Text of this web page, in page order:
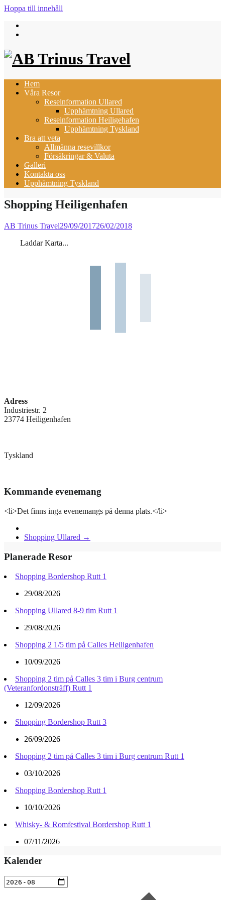
Hoppa till innehåll
Hem
Våra Resor
Reseinformation Ullared
Upphämtning Ullared
Reseinformation Heiligehafen
Upphämtning Tyskland
Bra att veta
Allmänna resevillkor
Försäkringar & Valuta
Galleri
Kontakta oss
Upphämtning Tyskland
Shopping Heiligenhafen
AB Trinus Travel29/09/201726/02/2018
Laddar Karta...
Adress
Industriestr. 2
23774 Heiligenhafen
Tyskland
Kommande evenemang
<li>Det finns inga evenemangs på denna plats.</li>
Shopping Ullared →
Planerade Resor
Shopping Bordershop Rutt 1
29/08/2026
Shopping Ullared 8-9 tim Rutt 1
29/08/2026
Shopping 2 1/5 tim på Calles Heiligenhafen
10/09/2026
Shopping 2 tim på Calles 3 tim i Burg centrum
(Veteranfordonsträff) Rutt 1
12/09/2026
Shopping Bordershop Rutt 3
26/09/2026
Shopping 2 tim på Calles 3 tim i Burg centrum Rutt 1
03/10/2026
Shopping Bordershop Rutt 1
10/10/2026
Whisky- & Romfestival Bordershop Rutt 1
07/11/2026
Kalender